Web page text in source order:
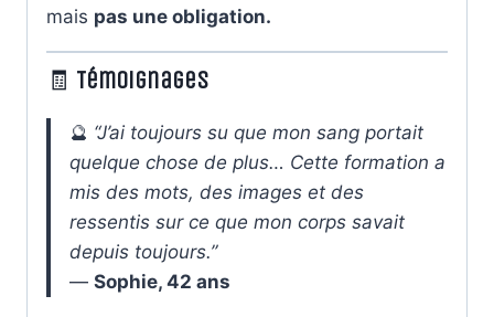
mais pas une obligation.
🧾 Témoignages
🔮 “J’ai toujours su que mon sang portait
quelque chose de plus… Cette formation a
mis des mots, des images et des
ressentis sur ce que mon corps savait
depuis toujours.”
— Sophie, 42 ans